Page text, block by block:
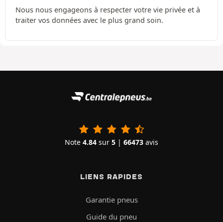
Nous nous engageons à respecter votre vie privée et à
traiter vos données avec le plus grand soin.
Note 4.84 sur 5 | 66473 avis
LIENS RAPIDES
Garantie pneus
Guide du pneu